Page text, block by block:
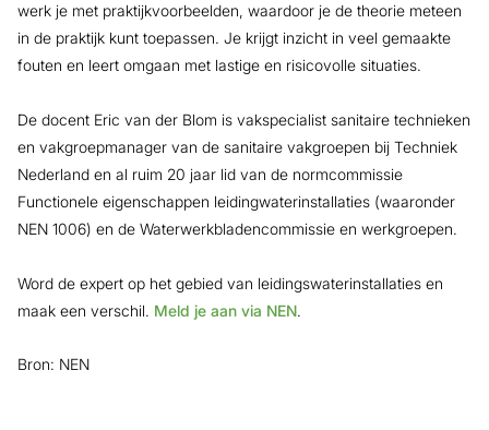
werk je met praktijkvoorbeelden, waardoor je de theorie meteen
in de praktijk kunt toepassen. Je krijgt inzicht in veel gemaakte
fouten en leert omgaan met lastige en risicovolle situaties.
De docent Eric van der Blom is vakspecialist sanitaire technieken
en vakgroepmanager van de sanitaire vakgroepen bij Techniek
Nederland en al ruim 20 jaar lid van de normcommissie
Functionele eigenschappen leidingwaterinstallaties (waaronder
NEN 1006) en de Waterwerkbladencommissie en werkgroepen.
Word de expert op het gebied van leidingswaterinstallaties en
maak een verschil. Meld je aan via NEN.
Bron: NEN